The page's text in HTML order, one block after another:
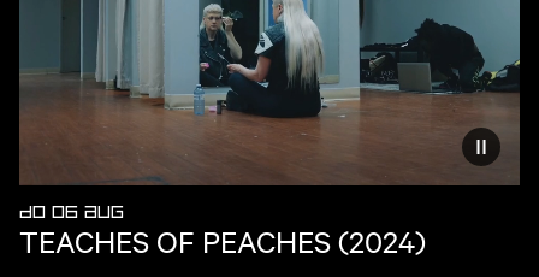
DO 06 AUG
TEACHES OF PEACHES (2024)